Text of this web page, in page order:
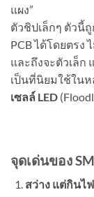
แผง”
ตัวชิปเล็กๆ ตัวนี้
PCB ได้โดยตรง
และถึงจะตัวเล็ก
เป็นที่นิยมใช้ใน
เซลล์ LED
จุดเด่นของ
สว่าง แต่กินไ